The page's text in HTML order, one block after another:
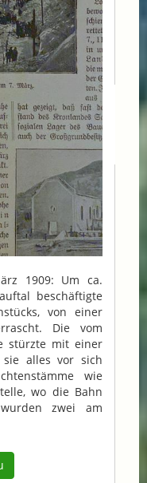
1909: Um ca.
beschäftigte
von einer
Die vom
stürzte mit einer
alles vor sich
wie
wo die Bahn
zwei am